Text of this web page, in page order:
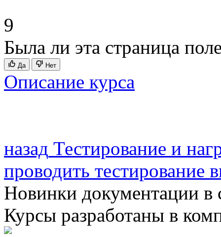
9
Была ли эта страница
Да Нет
Описание курса
назад Тестирование и
проводить тестирование
Новинки документации в
Курсы разработаны в